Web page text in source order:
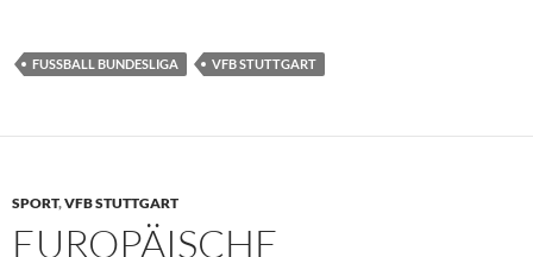
FUSSBALL BUNDESLIGA VFB STUTTGART
SPORT,VFB STUTTGART
EUROPÄISCHE